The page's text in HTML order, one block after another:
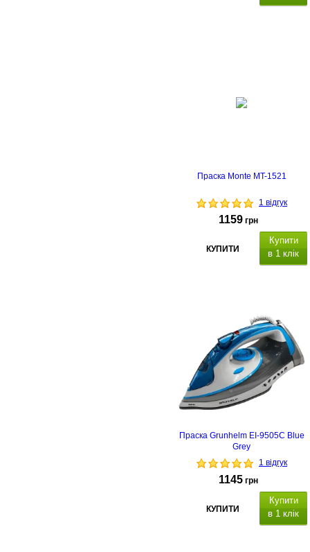
Праска Monte MT-1521
1 відгук
1159 грн
КУПИТИ
Купити
в 1 клік
Праска Grunhelm EI-9505C Blue
Grey
1 відгук
1145 грн
КУПИТИ
Купити
в 1 клік